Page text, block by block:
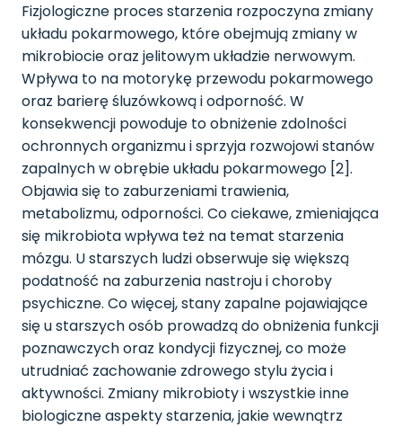
Fizjologiczne proces starzenia rozpoczyna zmiany
układu pokarmowego, które obejmują zmiany w
mikrobiocie oraz jelitowym układzie nerwowym.
Wpływa to na motorykę przewodu pokarmowego
oraz barierę śluzówkową i odporność. W
konsekwencji powoduje to obniżenie zdolności
ochronnych organizmu i sprzyja rozwojowi stanów
zapalnych w obrębie układu pokarmowego [2].
Objawia się to zaburzeniami trawienia,
metabolizmu, odporności. Co ciekawe, zmieniająca
się mikrobiota wpływa też na temat starzenia
mózgu. U starszych ludzi obserwuje się większą
podatność na zaburzenia nastroju i choroby
psychiczne. Co więcej, stany zapalne pojawiające
się u starszych osób prowadzą do obniżenia funkcji
poznawczych oraz kondycji fizycznej, co może
utrudniać zachowanie zdrowego stylu życia i
aktywności. Zmiany mikrobioty i wszystkie inne
biologiczne aspekty starzenia, jakie wewnątrz